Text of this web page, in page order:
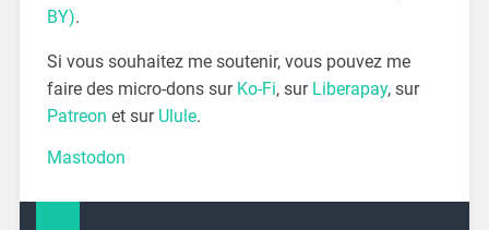
BY).
Si vous souhaitez me soutenir, vous pouvez me
faire des micro-dons sur Ko-Fi, sur Liberapay, sur
Patreon et sur Ulule.
Mastodon